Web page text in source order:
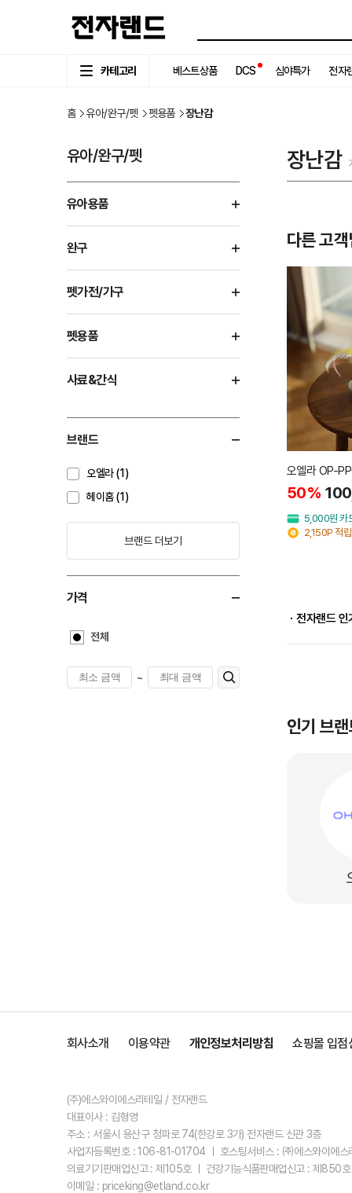
카테고리 베스트상품 DCS 심야특가 전자
홈 유아/완구/펫 펫용품 장난감
유아/완구/펫
유아용품
완구
펫가전/가구
펫용품
사료&간식
브랜드
오엘라 (1)
헤이홈 (1)
브랜드 더보기
가격
전체
~
장난감
다른 고
오엘라 OP-
50%
5,000원 카
2,150P 적립
ㆍ전자랜드 인
인기 브
회사소개 이용약관 개인정보처리방침 쇼핑몰 입점
(주)에스와이에스리테일 / 전자랜드
대표이사 : 김형영
주소 : 서울시 용산구 청파로 74(한강로 3가) 전자랜드 신관 3층
사업자등록번호 : 106-81-01704 ㅣ 호스팅서비스 : ㈜에스와이에
의료기기판매업신고 : 제105호 ㅣ 건강기능식품판매업신고 : 제850
이메일 : priceking@etland.co.kr